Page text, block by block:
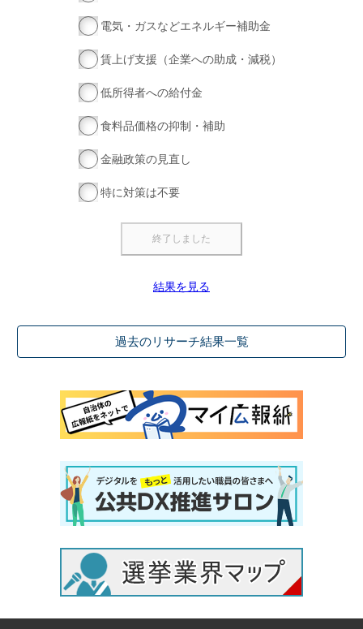
電気・ガスなどエネルギー補助金
賃上げ支援（企業への助成・減税）
低所得者への給付金
食料品価格の抑制・補助
金融政策の見直し
特に対策は不要
結果を見る
過去のリサーチ結果一覧